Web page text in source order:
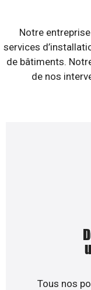
Notre
services
de bâtiments.
de nos
Tous nos